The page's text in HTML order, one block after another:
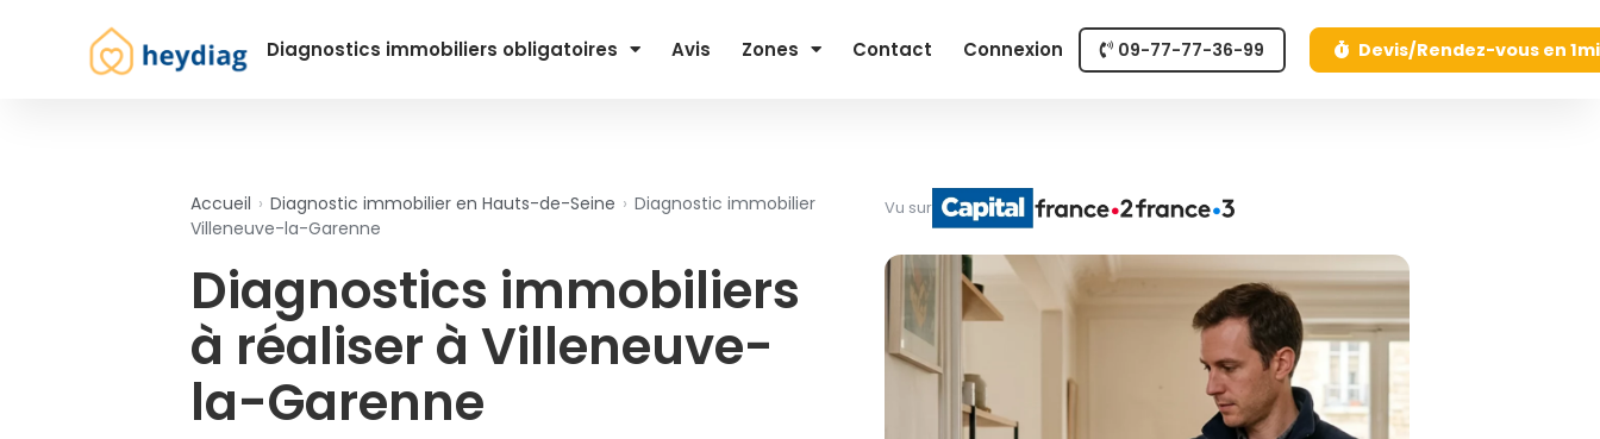
Diagnostics immobiliers obligatoires Avis Zones Contact Connexion 09-77-77-36-99 Devis/Rendez-vous en
Accueil › Diagnostic immobilier en Hauts-de-Seine › Diagnostic immobilier
Villeneuve-la-Garenne
Diagnostics immobiliers
à réaliser à Villeneuve-
la-Garenne
Vu sur